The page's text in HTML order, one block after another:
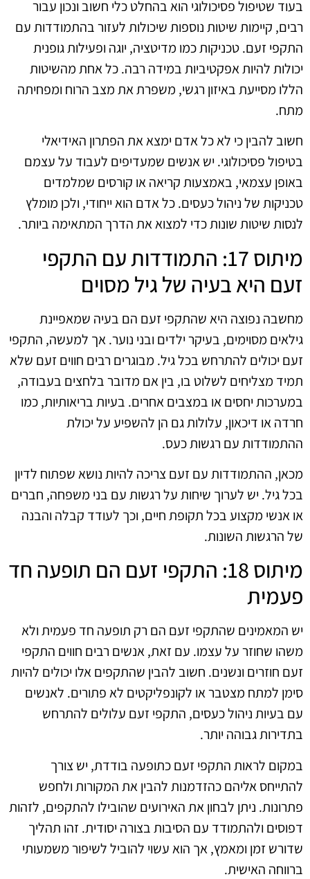
בעוד שטיפול פסיכולוגי הוא בהחלט כלי חשוב ונכון עבור
רבים, קיימות שיטות נוספות שיכולות לעזור בהתמודדות עם
התקפי זעם. טכניקות כמו מדיטציה, יוגה ופעילות גופנית
יכולות להיות אפקטיביות במידה רבה. כל אחת מהשיטות
הללו מסייעת באיזון רגשי, משפרת את מצב הרוח ומפחיתה
מתח.
חשוב להבין כי לא כל אדם ימצא את הפתרון האידיאלי
בטיפול פסיכולוגי. יש אנשים שמעדיפים לעבוד על עצמם
באופן עצמאי, באמצעות קריאה או קורסים שמלמדים
טכניקות של ניהול כעסים. כל אדם הוא ייחודי, ולכן מומלץ
לנסות שיטות שונות כדי למצוא את הדרך המתאימה ביותר.
מיתוס 17: התמודדות עם התקפי
זעם היא בעיה של גיל מסוים
מחשבה נפוצה היא שהתקפי זעם הם בעיה שמאפיינת
גילאים מסוימים, בעיקר ילדים ובני נוער. אך למעשה, התקפי
זעם יכולים להתרחש בכל גיל. מבוגרים רבים חווים זעם שלא
תמיד מצליחים לשלוט בו, בין אם מדובר בלחצים בעבודה,
במערכות יחסים או במצבים אחרים. בעיות בריאותיות, כמו
חרדה או דיכאון, עלולות גם הן להשפיע על יכולת
ההתמודדות עם רגשות כעס.
מכאן, ההתמודדות עם זעם צריכה להיות נושא שפתוח לדיון
בכל גיל. יש לערוך שיחות על רגשות עם בני משפחה, חברים
או אנשי מקצוע בכל תקופת חיים, וכך לעודד קבלה והבנה
של הרגשות השונות.
מיתוס 18: התקפי זעם הם תופעה חד
פעמית
יש המאמינים שהתקפי זעם הם רק תופעה חד פעמית ולא
משהו שחוזר על עצמו. עם זאת, אנשים רבים חווים התקפי
זעם חוזרים ונשנים. חשוב להבין שהתקפים אלו יכולים להיות
סימן למתח מצטבר או לקונפליקטים לא פתורים. לאנשים
עם בעיות ניהול כעסים, התקפי זעם עלולים להתרחש
בתדירות גבוהה יותר.
במקום לראות התקפי זעם כתופעה בודדת, יש צורך
להתייחס אליהם כהזדמנות להבין את המקורות ולחפש
פתרונות. ניתן לבחון את האירועים שהובילו להתקפים, לזהות
דפוסים ולהתמודד עם הסיבות בצורה יסודית. זהו תהליך
שדורש זמן ומאמץ, אך הוא עשוי להוביל לשיפור משמעותי
ברווחה האישית.